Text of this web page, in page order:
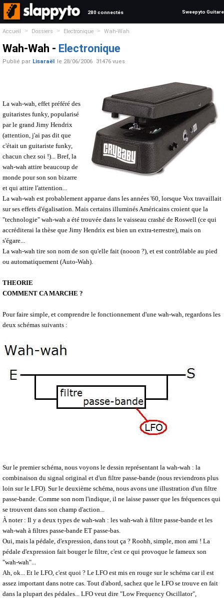
280 connectés Sweepyto Guitare
Accueil > Dossiers > Electronique > Wah-Wah
Wah-Wah - Electronique
Publié par Lisaraël le 28/06/2006 31476 vues
La wah-wah, effet préféré des
guitaristes funky, popularisé
par le grand Jimy Hendrix
(attention, j'ai pas dit que
c'était un guitariste funky,
chacun chez soi !)... Bref, la
wah-wah attire beaucoup de
monde pour son son bizarre
et qui attire l'attention...
La wah-wah est probablement apparue dans les années '60, lorsque Vox travaillait
sur ses effets d'égalisation. Mais certains illuminés Américains croient que la
"technologie" wah-wah a été trouvée dans le vaisseau crashé de Roswell (ce qui
accréditerai la thèse que Jimy Hendrix est bien un extra-terrestre), mais on
s'égare...
La wah-wah tire son nom de son qu'elle fait (nooon ?), et est contrôlable au pied
ou automatiquement (Auto-Wah).
THEORIE
COMMENT CA MARCHE ?
Pour faire simple, et comprendre le fonctionnement d'une wah-wah, regardons les
deux schémas suivants :
Sur le premier schéma, nous voyons le dessin représentant la wah-wah : la
combinaison du signal original et d'un filtre passe-bande (nous reviendrons plus
loin sur le LFO). Sur le deuxième schéma, nous avons une illustration d'un filtre
passe-bande. Comme son nom l'indique, il ne laisse passer que les fréquences qui
se trouvent dans son champ d'action...
À noter : Il y a deux types de wah-wah : les wah-wah à filtre passe-bande et les
wah-wah à filtres passe-bande ET passe-bas.
Oui, mais la pédale, d'expression, dans tout ça ? Roohh, simple, mon ami ! La
pédale d'expression fait bouger le filtre, c'est ce qui provoque le fameux son
"wah-wah"...
Ah, ok... Et le LFO, c'est quoi ? Le LFO est mis en rouge sur le schéma car il est
assez important dans notre cas. Tout d'abord, sachez que le LFO se trouve en fait
dans la plupart des pédales... LFO veut dire "Low Frequency Oscillator",